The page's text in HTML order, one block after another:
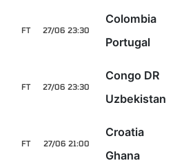
27/06 23:30
FT
Colombia
Portugal
27/06 23:30
FT
Congo DR
Uzbekistan
27/06 21:00
FT
Croatia
Ghana